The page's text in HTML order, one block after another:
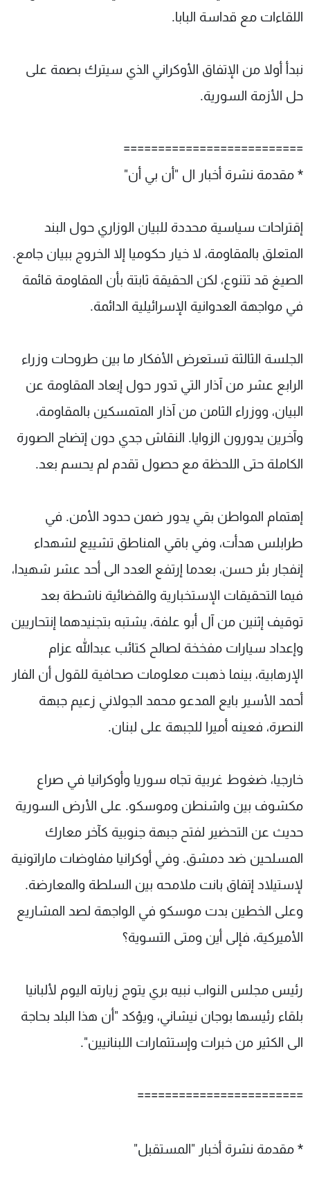
اللقاءات مع قداسة البابا.
نبدأ أولا من الإتفاق الأوكراني الذي سيترك بصمة على
حل الأزمة السورية.
==========================
* مقدمة نشرة أخبار ال "أن بي أن"
إقتراحات سياسية محددة للبيان الوزاري حول البند
المتعلق بالمقاومة، لا خيار حكوميا إلا الخروج ببيان جامع.
الصيغ قد تتنوع، لكن الحقيقة ثابتة بأن المقاومة قائمة
في مواجهة العدوانية الإسرائيلية الدائمة.
الجلسة الثالثة تستعرض الأفكار ما بين طروحات وزراء
الرابع عشر من آذار التي تدور حول إبعاد المقاومة عن
البيان، ووزراء الثامن من آذار المتمسكين بالمقاومة،
وآخرين يدورون الزوايا. النقاش جدي دون إتضاح الصورة
الكاملة حتى اللحظة مع حصول تقدم لم يحسم بعد.
إهتمام المواطن بقي يدور ضمن حدود الأمن. في
طرابلس هدأت، وفي باقي المناطق تشييع لشهداء
إنفجار بئر حسن، بعدما إرتفع العدد الى أحد عشر شهيدا،
فيما التحقيقات الإستخبارية والقضائية ناشطة بعد
توقيف إثنين من آل أبو علفة، يشتبه بتجنيدهما إنتحاريين
وإعداد سيارات مفخخة لصالح كتائب عبدالله عزام
الإرهابية، بينما ذهبت معلومات صحافية للقول أن الفار
أحمد الأسير بايع المدعو محمد الجولاني زعيم جبهة
النصرة، فعينه أميرا للجبهة على لبنان.
خارجيا، ضغوط غربية تجاه سوريا وأوكرانيا في صراع
مكشوف بين واشنطن وموسكو. على الأرض السورية
حديث عن التحضير لفتح جبهة جنوبية كآخر معارك
المسلحين ضد دمشق. وفي أوكرانيا مفاوضات ماراتونية
لإستيلاد إتفاق بانت ملامحه بين السلطة والمعارضة.
وعلى الخطين بدت موسكو في الواجهة لصد المشاريع
الأميركية، فإلى أين ومتى التسوية؟
رئيس مجلس النواب نبيه بري يتوج زيارته اليوم لألبانيا
بلقاء رئيسها بوجان نيشاني، ويؤكد "أن هذا البلد بحاجة
الى الكثير من خبرات وإستثمارات اللبنانيين".
========================
* مقدمة نشرة أخبار "المستقبل"